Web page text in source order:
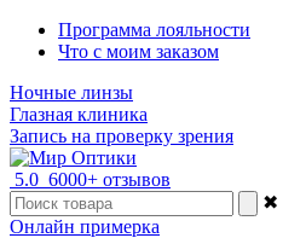
Программа лояльности
Что с моим заказом
Ночные линзы
Глазная клиника
Запись на проверку зрения
5.0 6000+ отзывов
✖
Онлайн примерка